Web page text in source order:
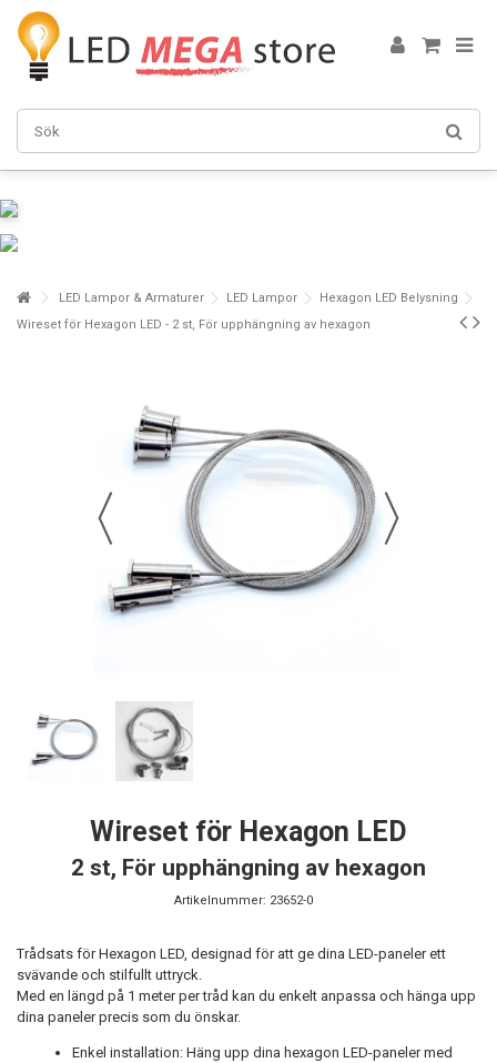
LED Lampor & Armaturer LED Lampor
Hexagon LED Belysning
Wireset för Hexagon LED - 2 st, För upphängning av hexagon
Wireset för Hexagon LED
2 st, För upphängning av hexagon
Artikelnummer: 23652-0
Trådsats för Hexagon LED, designad för att ge dina LED-paneler ett
svävande och stilfullt uttryck.
Med en längd på 1 meter per tråd kan du enkelt anpassa och hänga upp
dina paneler precis som du önskar.
Enkel installation: Häng upp dina hexagon LED-paneler med